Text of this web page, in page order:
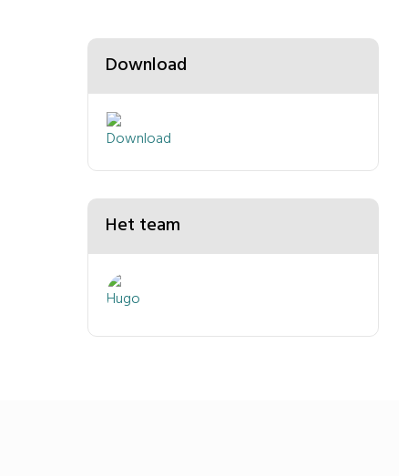
Download
Het team